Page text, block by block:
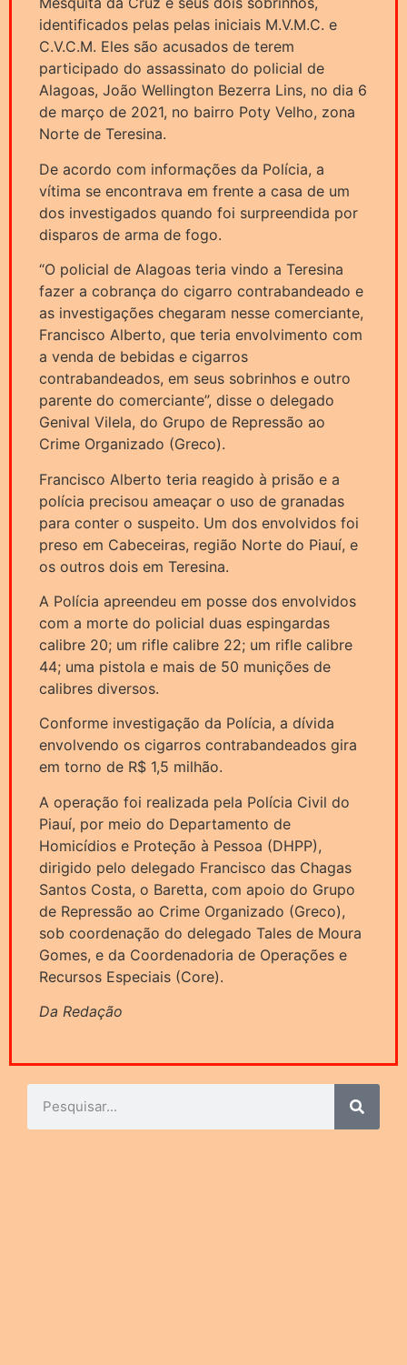
identificados pelas pelas iniciais M.V.M.C. e
C.V.C.M. Eles são acusados de terem
participado do assassinato do policial de
Alagoas, João Wellington Bezerra Lins, no dia 6
de março de 2021, no bairro Poty Velho, zona
Norte de Teresina.
De acordo com informações da Polícia, a
vítima se encontrava em frente a casa de um
dos investigados quando foi surpreendida por
disparos de arma de fogo.
“O policial de Alagoas teria vindo a Teresina
fazer a cobrança do cigarro contrabandeado e
as investigações chegaram nesse comerciante,
Francisco Alberto, que teria envolvimento com
a venda de bebidas e cigarros
contrabandeados, em seus sobrinhos e outro
parente do comerciante”, disse o delegado
Genival Vilela, do Grupo de Repressão ao
Crime Organizado (Greco).
Francisco Alberto teria reagido à prisão e a
polícia precisou ameaçar o uso de granadas
para conter o suspeito. Um dos envolvidos foi
preso em Cabeceiras, região Norte do Piauí, e
os outros dois em Teresina.
A Polícia apreendeu em posse dos envolvidos
com a morte do policial duas espingardas
calibre 20; um rifle calibre 22; um rifle calibre
44; uma pistola e mais de 50 munições de
calibres diversos.
Conforme investigação da Polícia, a dívida
envolvendo os cigarros contrabandeados gira
em torno de R$ 1,5 milhão.
A operação foi realizada pela Polícia Civil do
Piauí, por meio do Departamento de
Homicídios e Proteção à Pessoa (DHPP),
dirigido pelo delegado Francisco das Chagas
Santos Costa, o Baretta, com apoio do Grupo
de Repressão ao Crime Organizado (Greco),
sob coordenação do delegado Tales de Moura
Gomes, e da Coordenadoria de Operações e
Recursos Especiais (Core).
Da Redação